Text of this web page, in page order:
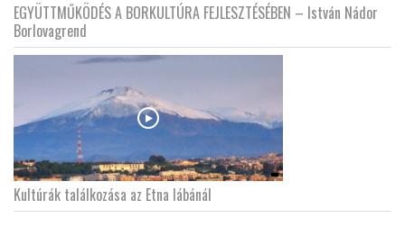
EGYÜTTMŰKÖDÉS A BORKULTÚRA FEJLESZTÉSÉBEN – István Nádor
Borlovagrend
Kultúrák találkozása az Etna lábánál